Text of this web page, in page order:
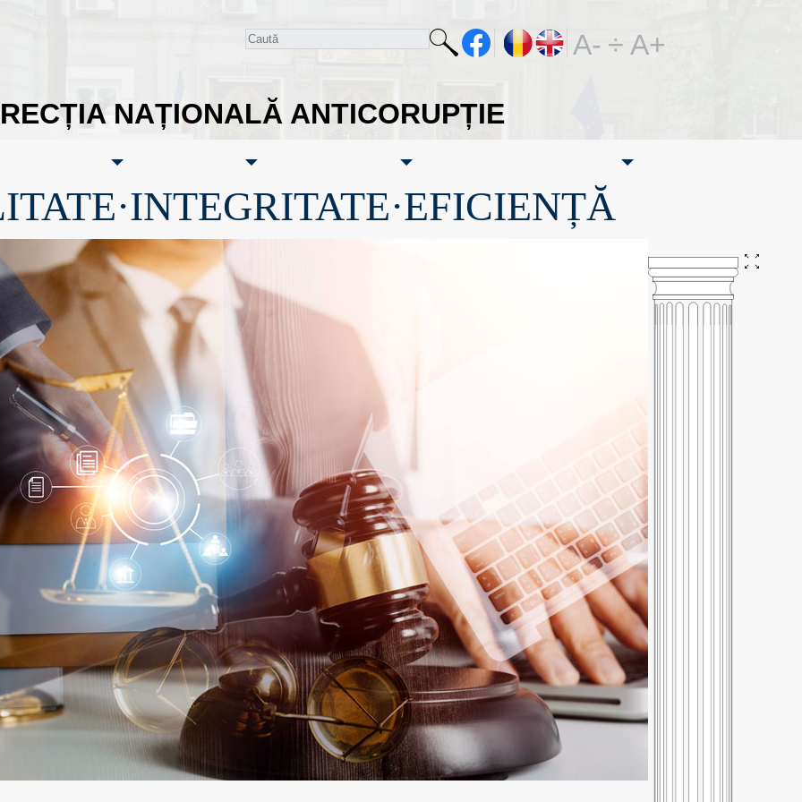
NAȚIONALĂ ANTICORUPȚIE
A- ÷ A+